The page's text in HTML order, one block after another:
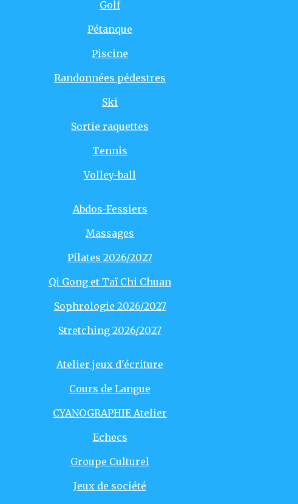
Golf
Pétanque
Piscine
Randonnées pédestres
Ski
Sortie raquettes
Tennis
Volley-ball
Abdos-Fessiers
Massages
Pilates 2026/2027
Qi Gong et Taï Chi Chuan
Sophrologie 2026/2027
Stretching 2026/2027
Atelier jeux d'écriture
Cours de Langue
CYANOGRAPHIE Atelier
Echecs
Groupe Culturel
Jeux de société